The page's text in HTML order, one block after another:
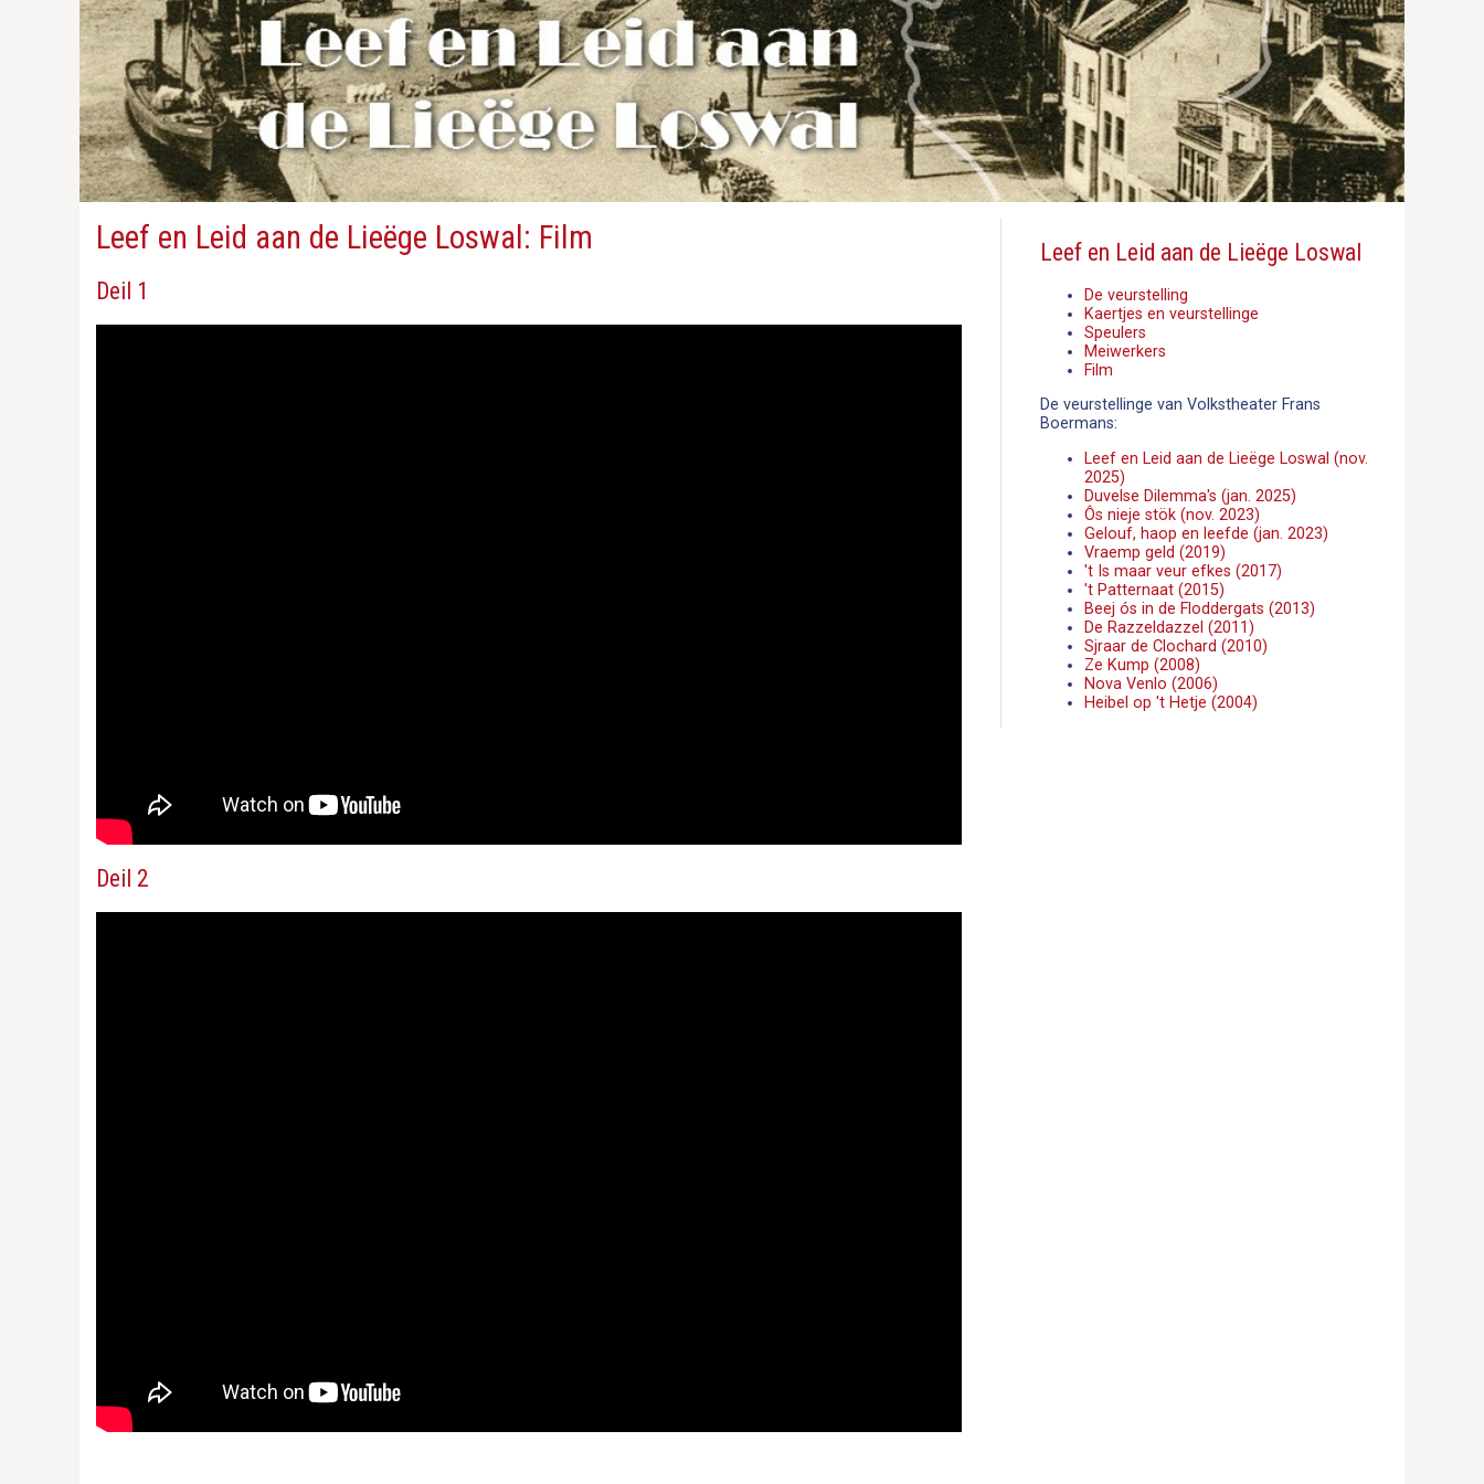
Leef en Leid aan de Lieëge Loswal: Film
Deil 1
Deil 2
Leef en Leid aan de Lieëge Loswal
De veurstelling
Kaertjes en veurstellinge
Speulers
Meiwerkers
Film
De veurstellinge van Volkstheater Frans
Boermans:
Leef en Leid aan de Lieëge Loswal (nov.
2025)
Duvelse Dilemma's (jan. 2025)
Ôs nieje stök (nov. 2023)
Gelouf, haop en leefde (jan. 2023)
Vraemp geld (2019)
't Is maar veur efkes (2017)
't Patternaat (2015)
Beej ós in de Floddergats (2013)
De Razzeldazzel (2011)
Sjraar de Clochard (2010)
Ze Kump (2008)
Nova Venlo (2006)
Heibel op 't Hetje (2004)